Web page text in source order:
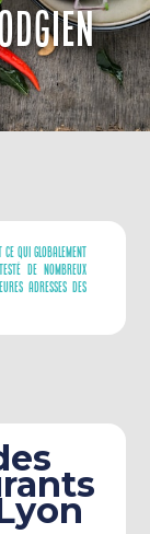
Qui Globalement
De Nombreux
Adresses Des